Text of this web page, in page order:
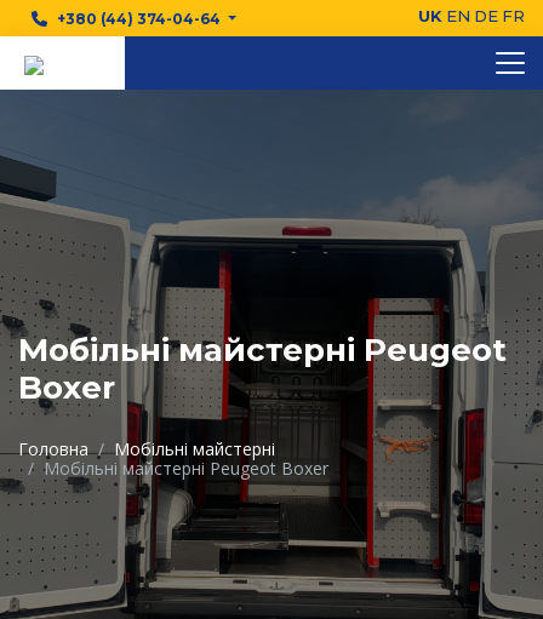
+380 (44) 374-04-64 UK EN DE FR
Мобільні майстерні Peugeot
Boxer
Головна
Мобільні майстерні
Мобільні майстерні Peugeot Boxer